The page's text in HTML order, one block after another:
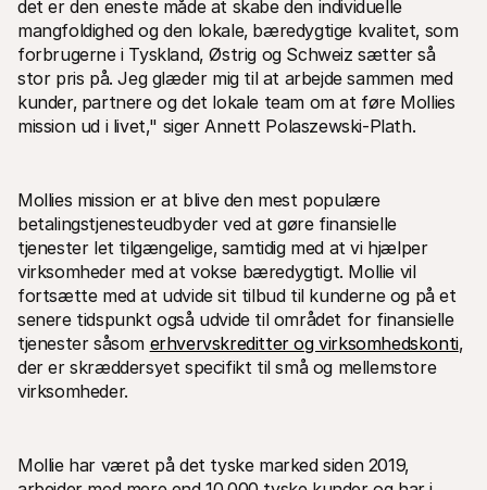
det er den eneste måde at skabe den individuelle
mangfoldighed og den lokale‚ bæredygtige kvalitet‚ som
forbrugerne i Tyskland, Østrig og Schweiz sætter så
stor pris på. Jeg glæder mig til at arbejde sammen med
kunder‚ partnere og det lokale team om at føre Mollies
mission ud i livet‚" siger Annett Polaszewski-Plath.
Mollies mission er at blive den mest populære
betalingstjenesteudbyder ved at gøre finansielle
tjenester let tilgængelige‚ samtidig med at vi hjælper
virksomheder med at vokse bæredygtigt. Mollie vil
fortsætte med at udvide sit tilbud til kunderne og på et
senere tidspunkt også udvide til området for finansielle
tjenester såsom erhvervskreditter og virksomhedskonti‚
der er skræddersyet specifikt til små og mellemstore
virksomheder.
Mollie har været på det tyske marked siden 2019‚